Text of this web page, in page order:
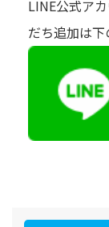
LINE公式ア
だち追加は下